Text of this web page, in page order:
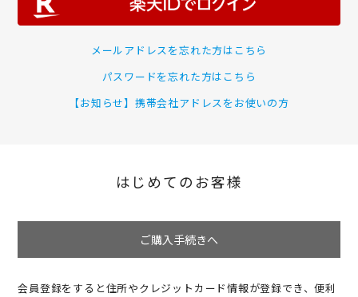
メールアドレスを忘れた方はこちら
パスワードを忘れた方はこちら
【お知らせ】携帯会社アドレスをお使いの方
はじめてのお客様
ご購入手続きへ
会員登録をすると住所やクレジットカード情報が登録でき、便利